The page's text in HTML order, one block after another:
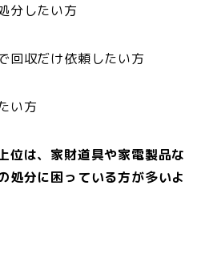
分したい方
回収だけ依頼したい方
い方
位は、家財道具や家電製品な
処分に困っている方が多いよ